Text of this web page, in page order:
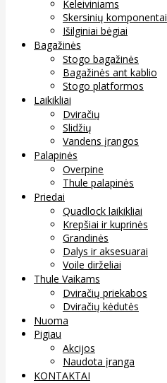
Keleiviniams
Skersinių komponentai
Išilginiai bėgiai
Bagažinės
Stogo bagažinės
Bagažinės ant kablio
Stogo platformos
Laikikliai
Dviračių
Slidžių
Vandens įrangos
Palapinės
Overpine
Thule palapinės
Priedai
Quadlock laikikliai
Krepšiai ir kuprinės
Grandinės
Dalys ir aksesuarai
Voile dirželiai
Thule Vaikams
Dviračių priekabos
Dviračių kėdutės
Nuoma
Pigiau
Akcijos
Naudota įranga
KONTAKTAI